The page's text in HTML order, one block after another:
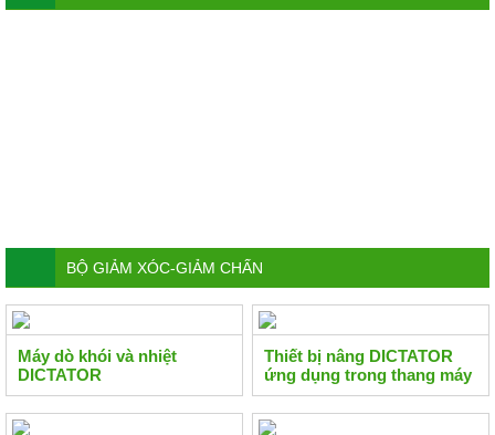
BỘ GIẢM XÓC-GIẢM CHẤN
Máy dò khói và nhiệt
DICTATOR
Thiết bị nâng DICTATOR
ứng dụng trong thang máy